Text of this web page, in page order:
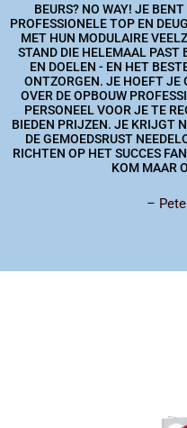
BEURS? NO WAY! JE
PROFESSIONELE TOP EN
MET HUN MODULAIRE
STAND DIE HELEMAAL PAST
EN DOELEN - EN HET
ONTZORGEN. JE HOEFT JE
OVER DE OPBOUW
PERSONEEL VOOR JE TE
BIEDEN PRIJZEN. JE KRIJGT
DE GEMOEDSRUST
RICHTEN OP HET SUCCES
KOM MAAR
–